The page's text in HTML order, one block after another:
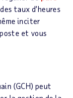
taux d’heures
inciter
et vous
(GCH) peut